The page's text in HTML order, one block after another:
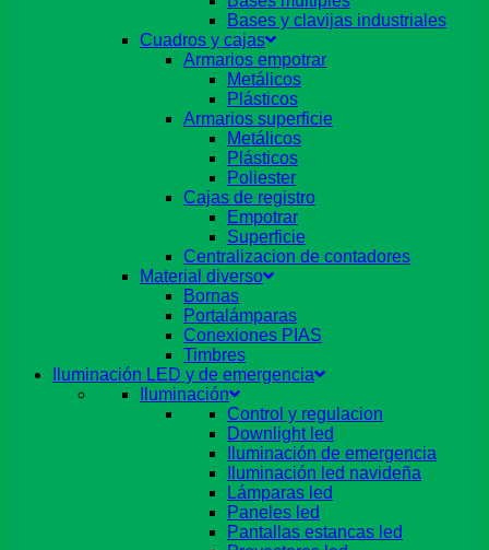
Bases y clavijas industriales
Cuadros y cajas
Armarios empotrar
Metálicos
Plásticos
Armarios superficie
Metálicos
Plásticos
Poliester
Cajas de registro
Empotrar
Superficie
Centralizacion de contadores
Material diverso
Bornas
Portalámparas
Conexiones PIAS
Timbres
Iluminación LED y de emergencia
Iluminación
Control y regulacion
Downlight led
Iluminación de emergencia
Iluminación led navideña
Lámparas led
Paneles led
Pantallas estancas led